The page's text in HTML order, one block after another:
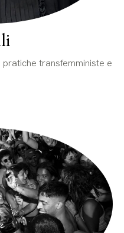
transfemministe e